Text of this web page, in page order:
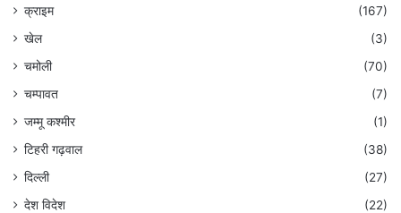
क्राइम
(167)
खेल
(3)
चमोली
(70)
चम्पावत
(7)
जम्मू कश्मीर
(1)
टिहरी गढ़वाल
(38)
दिल्ली
(27)
देश विदेश
(22)